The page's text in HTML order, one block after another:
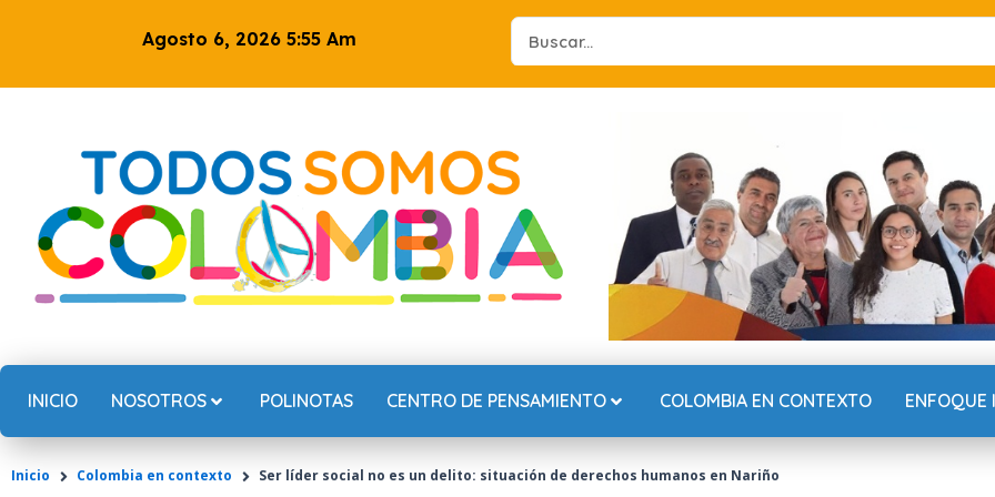
Agosto 6, 2026 5:55 Am
Search
...
INICIO NOSOTROS POLINOTAS CENTRO DE PENSAMIENTO COLOMBIA EN CONTEXTO ENFOQUE
Inicio Colombia en contexto Ser líder social no es un delito: situación de derechos humanos en Nariño